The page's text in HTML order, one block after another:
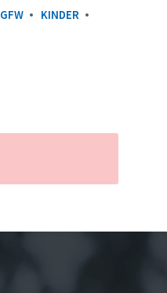
GFW
KINDER